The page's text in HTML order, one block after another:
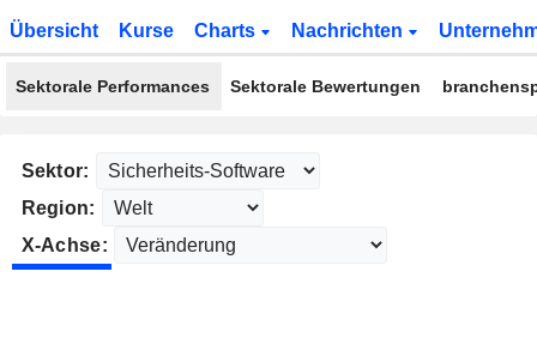
Übersicht Kurse Charts Nachrichten
Sektorale Performances Sektorale Bewertungen
Sektor:
Region:
X-Achse: